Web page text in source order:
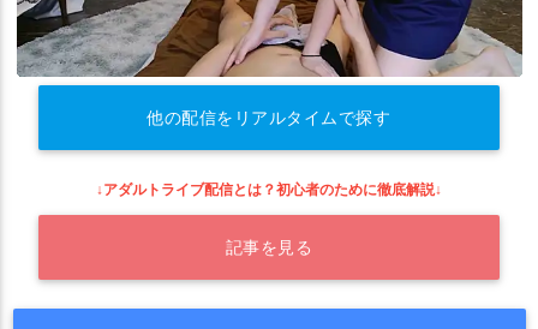
他の配信をリアルタイムで探す
↓アダルトライブ配信とは？初心者のために徹底解説↓
記事を見る